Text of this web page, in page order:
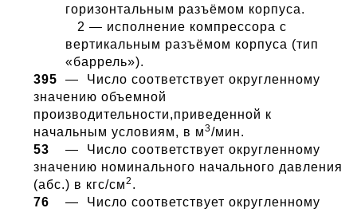
горизонтальным разъёмом корпуса.
2 — исполнение компрессора с
вертикальным разъёмом корпуса (тип
«баррель»).
395 — Число соответствует округленному
значению объемной
производительности,приведенной к
начальным условиям, в м3/мин.
53 — Число соответствует округленному
значению номинального начального давления
(абс.) в кгс/см2 .
76 — Число соответствует округленному